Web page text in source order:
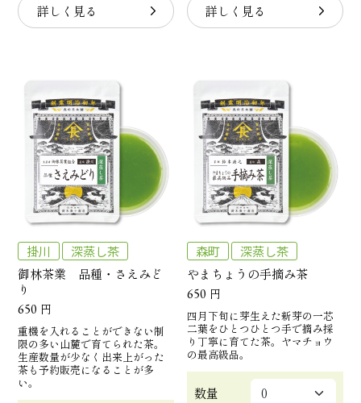
詳しく見る 詳しく見る
掛川
深蒸し茶
御林茶業 品種・さえみど
り
650 円
重機を入れることができない制
限の多い山麓で育てられた茶。
生産数量が少なく出来上がった
茶も予約販売になることが多
い。
森町
深蒸し茶
やまちょうの手摘み茶
650 円
四月下旬に芽生えた新芽の一芯
二葉をひとつひとつ手で摘み採
り丁寧に育てた茶。ヤマチョウ
の最高級品。
数量